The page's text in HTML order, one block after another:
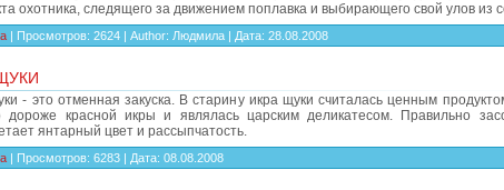
охотника, следящего за движением поплавка и выбирающего свой улов из
| Просмотров: 2624 | Author: Людмила | Дата: 28.08.2008
- это отменная закуска. В старину икра щуки считалась ценным
дороже красной икры и являлась царским деликатесом. Правильно
янтарный цвет и рассыпчатость.
| Просмотров: 6283 | Дата: 08.08.2008